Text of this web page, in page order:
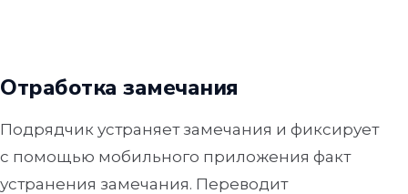
Отработка замечания
Подрядчик устраняет замечания и фиксирует
с помощью мобильного приложения факт
устранения замечания. Переводит